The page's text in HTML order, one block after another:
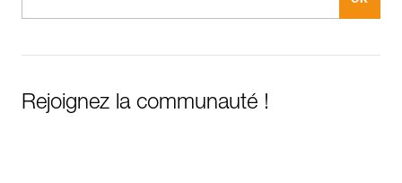
Rejoignez la communauté !